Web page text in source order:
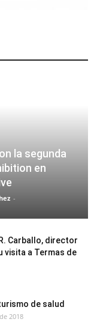
la segunda
en
-
Carballo, director
visita a Termas de
de salud
2018